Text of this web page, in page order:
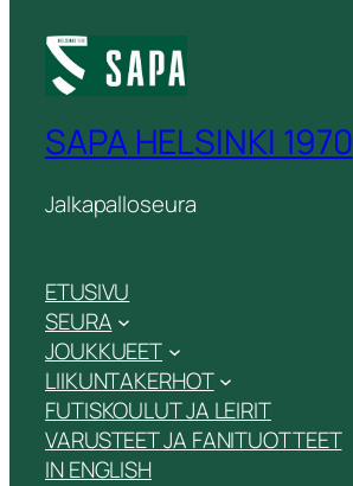
SAPA HELSINKI 1970
Jalkapalloseura
ETUSIVU
SEURA
JOUKKUEET
LIIKUNTAKERHOT
FUTISKOULUT JA LEIRIT
VARUSTEET JA FANITUOTTEET
IN ENGLISH